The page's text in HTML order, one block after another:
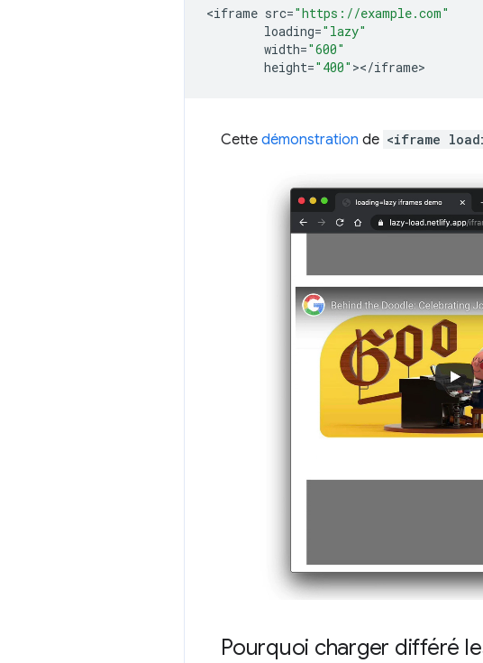
<iframe src="https://example.com"
loading="lazy"
width="600"
height="400" ></iframe
Cette démonstration de <iframe
Pourquoi charger différé